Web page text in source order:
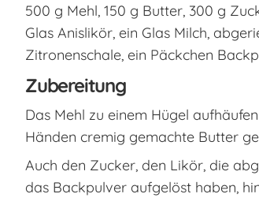
500 g Mehl, 150 g Butter, 300 g
Glas Anislikör, ein Glas Milch,
Zitronenschale, ein Päckchen
Zubereitung
Das Mehl zu einem Hügel
Händen cremig gemachte Butter
Auch den Zucker, den Likör, die
das Backpulver aufgelöst haben,